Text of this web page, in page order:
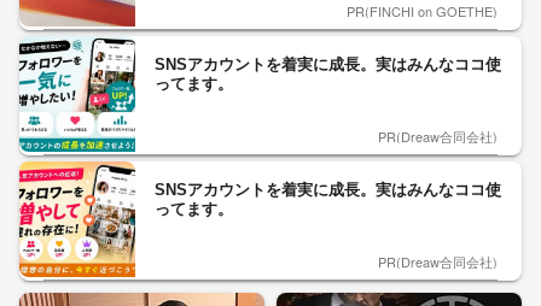
PR(FINCHI on GOETHE)
SNSアカウントを着実に成長。実はみんなココ使
ってます。
PR(Dreaw合同会社)
SNSアカウントを着実に成長。実はみんなココ使
ってます。
PR(Dreaw合同会社)